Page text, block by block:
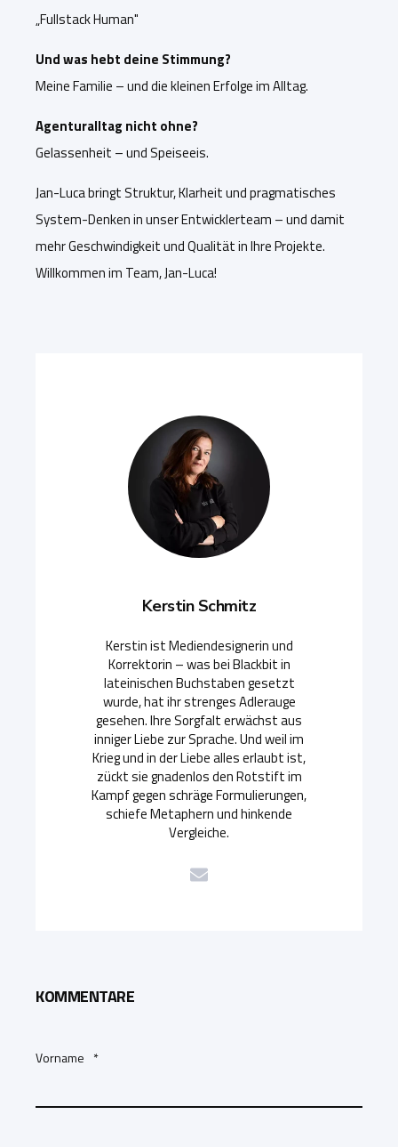
„Fullstack Human"
Und was hebt deine Stimmung?
Meine Familie – und die kleinen Erfolge im Alltag.
Agenturalltag nicht ohne?
Gelassenheit – und Speiseeis.
Jan-Luca bringt Struktur, Klarheit und pragmatisches
System-Denken in unser Entwicklerteam – und damit
mehr Geschwindigkeit und Qualität in Ihre Projekte.
Willkommen im Team, Jan-Luca!
Kerstin Schmitz
Kerstin ist Mediendesignerin und
Korrektorin – was bei Blackbit in
lateinischen Buchstaben gesetzt
wurde, hat ihr strenges Adlerauge
gesehen. Ihre Sorgfalt erwächst aus
inniger Liebe zur Sprache. Und weil im
Krieg und in der Liebe alles erlaubt ist,
zückt sie gnadenlos den Rotstift im
Kampf gegen schräge Formulierungen,
schiefe Metaphern und hinkende
Vergleiche.
KOMMENTARE
Vorname *